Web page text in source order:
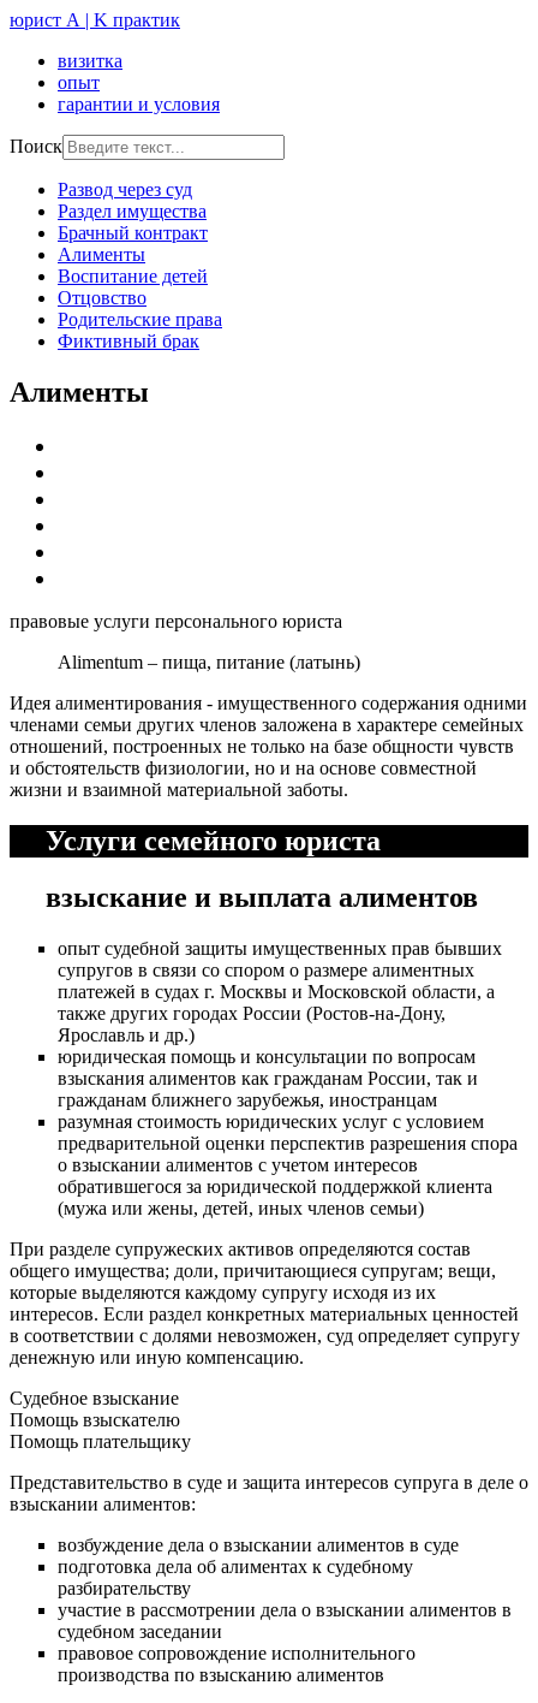
юрист А | K практик
визитка
опыт
гарантии и условия
Поиск
Развод через суд
Раздел имущества
Брачный контракт
Алименты
Воспитание детей
Отцовство
Родительские права
Фиктивный брак
Алименты
правовые услуги персонального юриста
Alimentum – пища, питание (латынь)
Идея алиментирования - имущественного содержания одними
членами семьи других членов заложена в характере семейных
отношений, построенных не только на базе общности чувств
и обстоятельств физиологии, но и на основе совместной
жизни и взаимной материальной заботы.
Услуги семейного юриста
взыскание и выплата алиментов
опыт судебной защиты имущественных прав бывших
супругов в связи со спором о размере алиментных
платежей в судах г. Москвы и Московской области, а
также других городах России (Ростов-на-Дону,
Ярославль и др.)
юридическая помощь и консультации по вопросам
взыскания алиментов как гражданам России, так и
гражданам ближнего зарубежья, иностранцам
разумная стоимость юридических услуг с условием
предварительной оценки перспектив разрешения спора
о взыскании алиментов с учетом интересов
обратившегося за юридической поддержкой клиента
(мужа или жены, детей, иных членов семьи)
При разделе супружеских активов определяются состав
общего имущества; доли, причитающиеся супругам; вещи,
которые выделяются каждому супругу исходя из их
интересов. Если раздел конкретных материальных ценностей
в соответствии с долями невозможен, суд определяет супругу
денежную или иную компенсацию.
Судебное взыскание
Помощь взыскателю
Помощь плательщику
Представительство в суде и защита интересов супруга в деле о
взыскании алиментов:
возбуждение дела о взыскании алиментов в суде
подготовка дела об алиментах к судебному
разбирательству
участие в рассмотрении дела о взыскании алиментов в
судебном заседании
правовое сопровождение исполнительного
производства по взысканию алиментов